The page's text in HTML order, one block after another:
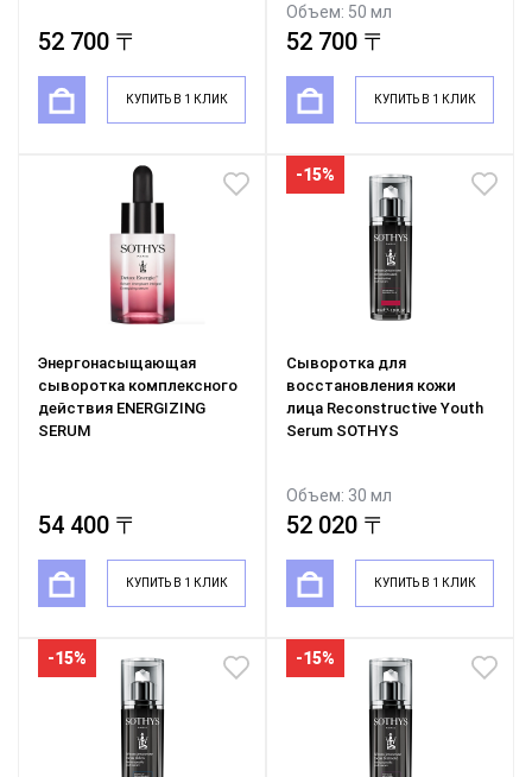
52 700 〒
КУПИТЬ В 1 КЛИК
Объем: 50 мл
52 700 〒
КУПИТЬ В 1 КЛИК
Энергонасыщающая
сыворотка комплексного
действия ENERGIZING
SERUM
54 400 〒
КУПИТЬ В 1 КЛИК
-15%
Сыворотка для
восстановления кожи
лица Reconstructive Youth
Serum SOTHYS
Объем: 30 мл
52 020 〒
61 200 〒
КУПИТЬ В 1 КЛИК
-15% -15%